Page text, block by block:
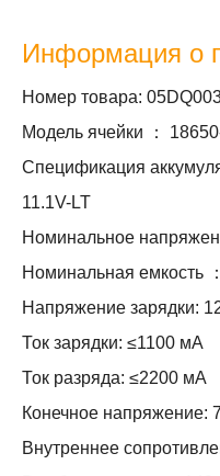
Информация о
Номер товара:
Модель ячейки ：
Спецификация
11.1V-LT
Номинальное
Номинальная емкость
Напряжение зарядки:
Ток зарядки: ≤1100 мА
Ток разряда: ≤2200 мА
Конечное напряжение:
Внутреннее